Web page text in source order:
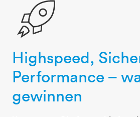
rakete
Highspeed,
Performance –
gewinnen